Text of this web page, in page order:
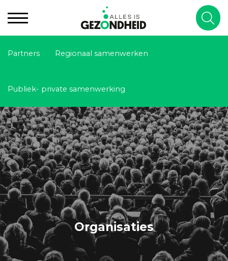
Partners Regionaal samenwerken
Publiek- private samenwerking
Organisaties